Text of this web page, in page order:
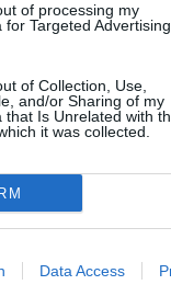
of processing my
Targeted Advertising.
of Collection, Use,
and/or Sharing of my
that Is Unrelated with
it was collected.
Data Access
atribui 2.500 euros a dois
de Mourão assinou dois
corais da...